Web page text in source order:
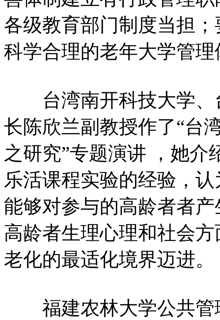
各级教育部门制度当担
科学合理的老年大学管理
台湾南开科技大学、
长陈欣兰副教授作了“台
之研究”专题演讲 ，她
乐活课程实验的经验，
能够对参与的高龄者者
高龄者生理心理和社会
老化的最适化境界迈进。
福建农林大学公共管